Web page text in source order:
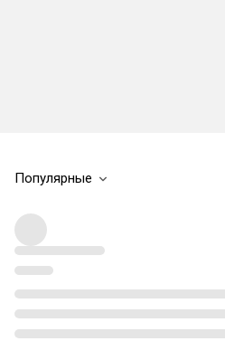
Популярные